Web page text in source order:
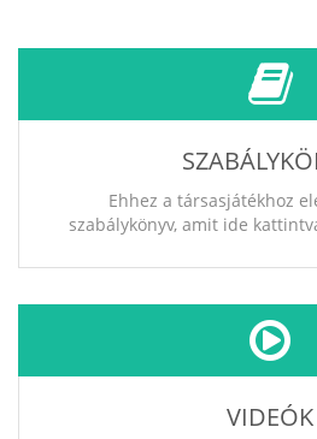
Ehhez a társasjátékhoz
szabálykönyv, amit ide
VIDEÓK